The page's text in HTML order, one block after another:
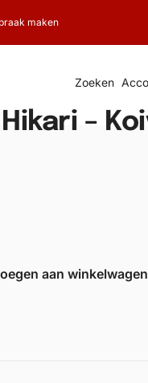
maken
Zoeken
–
aan winkelwagen